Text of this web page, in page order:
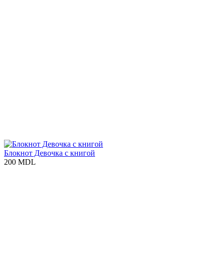
Блокнот Девочка с книгой
200 MDL